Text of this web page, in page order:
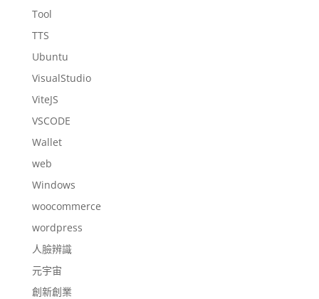
Tool
TTS
Ubuntu
VisualStudio
ViteJS
VSCODE
Wallet
web
Windows
woocommerce
wordpress
人臉辨識
元宇宙
創新創業